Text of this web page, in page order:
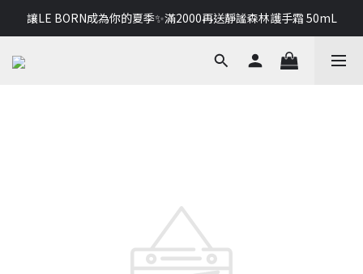
讓LE BORN成為你的夏季✨滿2000再送靜謐森林護手霜 50mL
讓LE BORN成為你的夏季✨滿2000再送靜謐森林護手霜 50mL
給特別的你，首購即贈保濕潤髮乳 30 mL